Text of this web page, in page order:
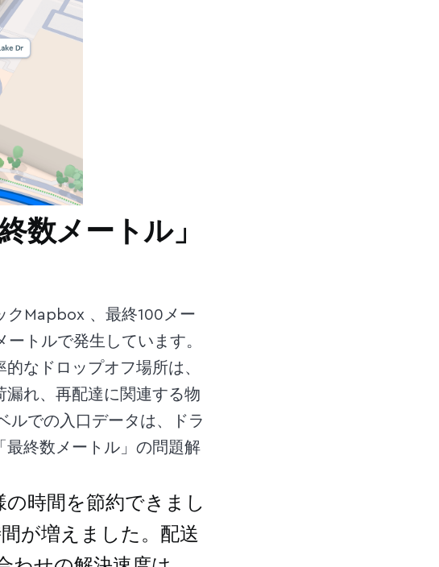
数メートル」
クMapbox 、最終100メー
トルで発生しています。
なドロップオフ場所は、
れ、再配達に関連する物
ルでの入口データは、ドラ
最終数メートル」の問題解
時間を節約できまし
が増えました。配送